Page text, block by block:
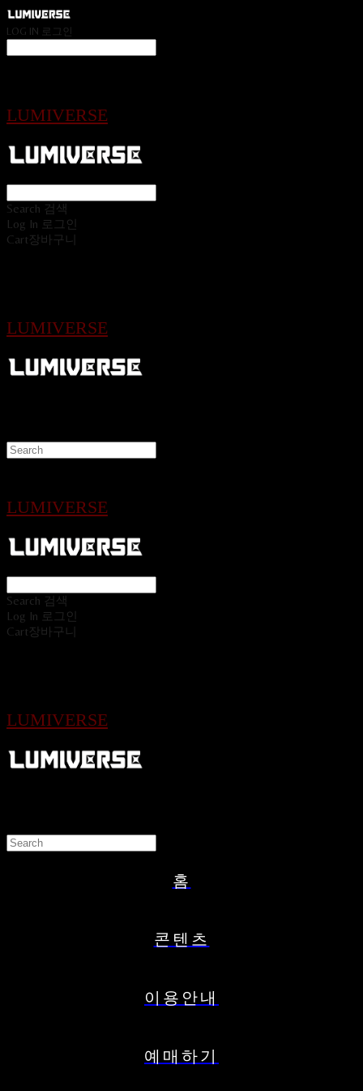
LOG IN 로그인
LUMIVERSE
Search 검색
Log In 로그인
Cart 장바구니
LUMIVERSE
LUMIVERSE
Search 검색
Log In 로그인
Cart 장바구니
LUMIVERSE
홈
콘텐츠
이용안내
예매하기